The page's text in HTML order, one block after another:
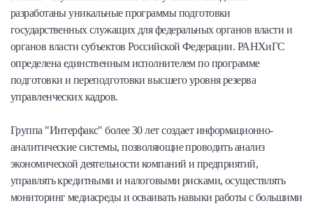
разработаны уникальные программы подготовки
государственных служащих для федеральных органов власти и
органов власти субъектов Российской Федерации. РАНХиГС
определена единственным исполнителем по программе
подготовки и переподготовки высшего уровня резерва
управленческих кадров.
Группа "Интерфакс" более 30 лет создает информационно-
аналитические системы, позволяющие проводить анализ
экономической деятельности компаний и предприятий,
управлять кредитными и налоговыми рисками, осуществлять
мониторинг медиасреды и осваивать навыки работы с большими